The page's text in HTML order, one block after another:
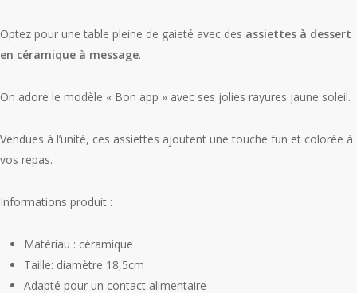
Optez pour une table pleine de gaieté avec des assiettes à dessert
en céramique à message.
On adore le modèle « Bon app » avec ses jolies rayures jaune soleil.
Vendues à l’unité, ces assiettes ajoutent une touche fun et colorée à
vos repas.
Informations produit :
Matériau : céramique
Taille: diamètre 18,5cm
Adapté pour un contact alimentaire